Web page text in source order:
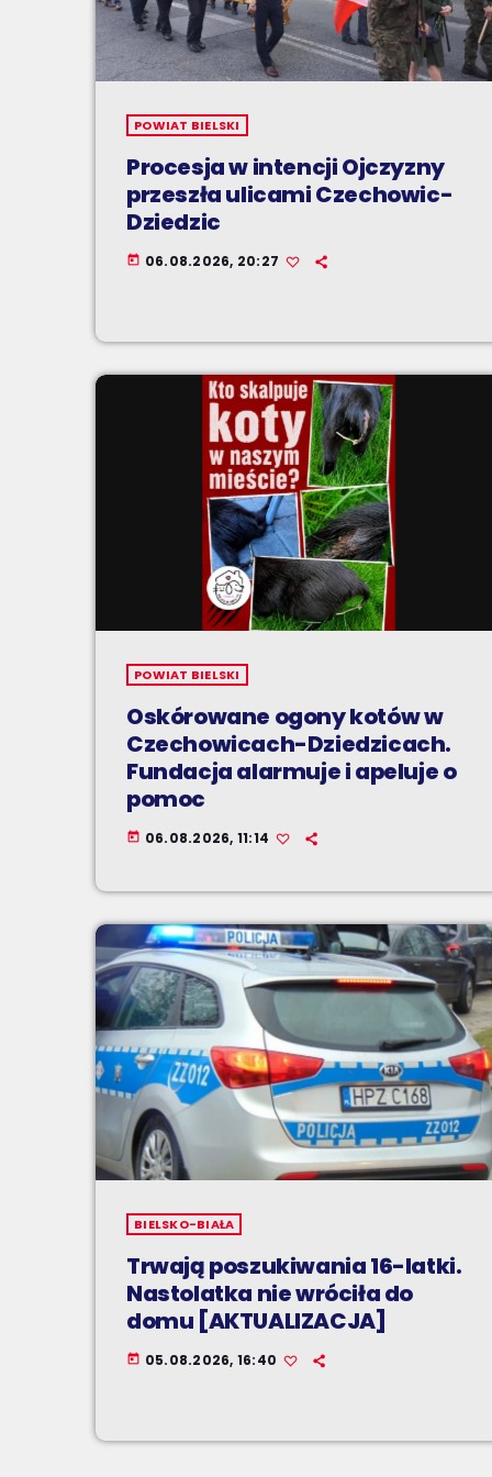
POWIAT BIELSKI
Procesja w intencji Ojczyzny
przeszła ulicami Czechowic-
Dziedzic
today 06.08.2026, 20:27
POWIAT BIELSKI
Oskórowane ogony kotów w
Czechowicach-Dziedzicach.
Fundacja alarmuje i apeluje o
pomoc
today 06.08.2026, 11:14
BIELSKO-BIAŁA
Trwają poszukiwania 16-latki.
Nastolatka nie wróciła do
domu [AKTUALIZACJA]
today 05.08.2026, 16:40